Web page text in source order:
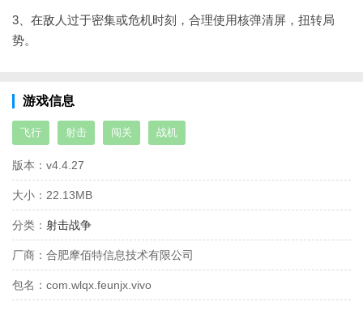
3、在敌人过于密集或危机时刻，合理使用核弹清屏，扭转局
势。
游戏信息
飞行 射击 闯关 战机
版本： v4.4.27
大小： 22.13MB
分类： 射击战争
厂商： 合肥摩佰特信息技术有限公司
包名： com.wlqx.feunjx.vivo